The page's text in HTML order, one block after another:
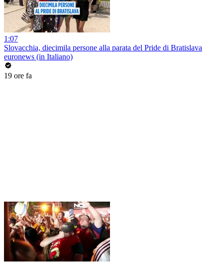
1:07
Slovacchia, diecimila persone alla parata del Pride di Bratislava
euronews (in Italiano)
19 ore fa